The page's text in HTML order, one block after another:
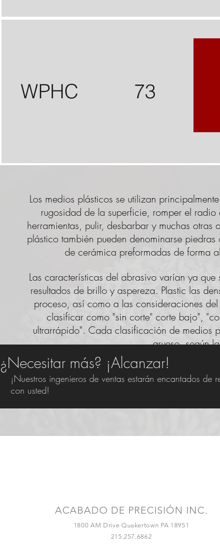
WPHC 73
Los medios plásticos se utilizan
rugosidad de la superficie, romper el
herramientas, pulir, desbarbar y muchas
plástico también pueden denominarse
de cerámica preformadas de forma
Las características del abrasivo varían ya
resultados de brillo y aspereza. Plastic las
proceso, así como a las consideraciones
clasificar como "sin corte" corte bajo",
ultrarrápido". Cada clasificación de medios
grueso, según
¿Necesitar más? ¡Alcanzar!
¡Nuestros ingenieros de ventas estarán encantados de
con usted!
ACABADO DE PRECISIÓN INC.
1800 AM Drive Quakertown PA 18951
215.257.6862